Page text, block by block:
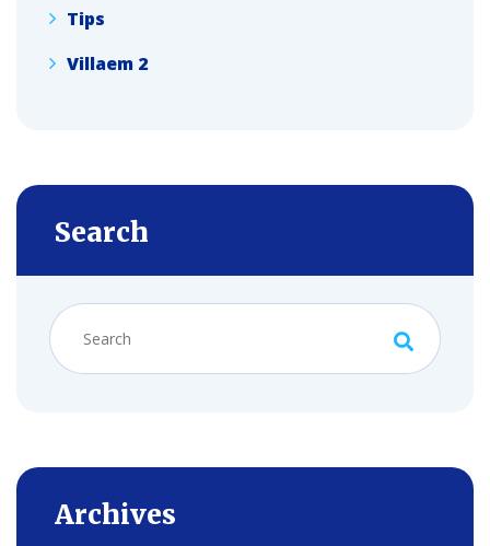
Tips
Villaem 2
Search
Archives